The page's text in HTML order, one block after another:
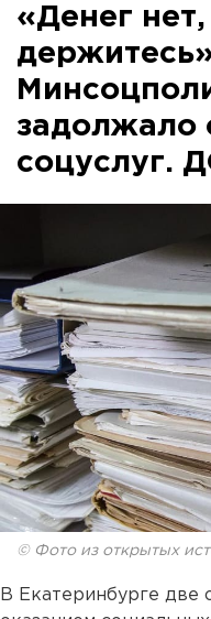
«Денег
задолжало
соцуслуг.
© Фото из открытых
В Екатеринбурге две